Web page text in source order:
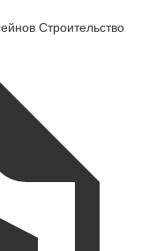
Строительство